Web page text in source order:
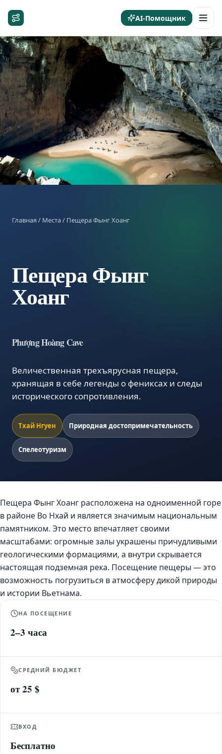
AI-Помощник
Главная/ Места/ Пещера Фынг Хоанг
Пещера Фынг
Хоанг
Phượng Hoàng Cave
Величественная трехъярусная пещера,
хранящая в себе легенды о фениксах и следы
исторического сопротивления.
Тхай Нгуен Природная достопримечательность
Спелеотуризм
Пещера Фынг Хоанг расположена на одноименной горе
в районе Во Нхай и является значимым национальным
памятником. Это место впечатляет своими
масштабами: огромные залы украшены причудливыми
геологическими формациями, а внутри скрывается
настоящая подземная река. Посещение пещеры — это
возможность погрузиться в атмосферу дикой природы
и истории Вьетнама.
НА ПОСЕЩЕНИЕ
2–3 часа
СРЕДНИЙ БЮДЖЕТ
от 25 $
ВХОД
Бесплатно